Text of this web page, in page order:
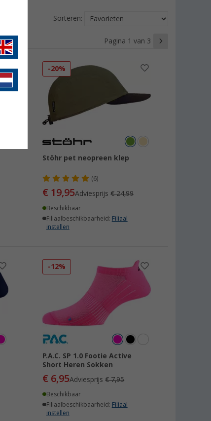
Sorteren:
Pagina 1 van 3
-20%
Stöhr pet neopreen klep
(6)
€ 19,95Adviesprijs€ 24,99
Beschikbaar
Filiaalbeschikbaarheid: Filiaal
instellen
-12%
P.A.C. SP 1.0 Footie Active
Short Heren Sokken
€ 6,95Adviesprijs€ 7,95
Beschikbaar
Filiaalbeschikbaarheid: Filiaal
instellen